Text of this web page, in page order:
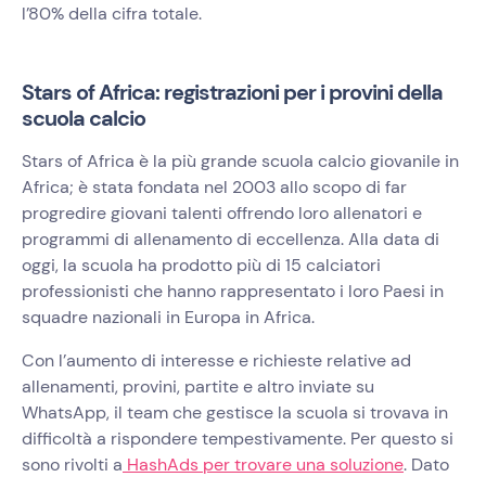
l’80% della cifra totale.
Stars of Africa: registrazioni per i provini della
scuola calcio
Stars of Africa è la più grande scuola calcio giovanile in
Africa; è stata fondata nel 2003 allo scopo di far
progredire giovani talenti offrendo loro allenatori e
programmi di allenamento di eccellenza. Alla data di
oggi, la scuola ha prodotto più di 15 calciatori
professionisti che hanno rappresentato i loro Paesi in
squadre nazionali in Europa in Africa.
Con l’aumento di interesse e richieste relative ad
allenamenti, provini, partite e altro inviate su
WhatsApp, il team che gestisce la scuola si trovava in
difficoltà a rispondere tempestivamente. Per questo si
sono rivolti a HashAds per trovare una soluzione. Dato